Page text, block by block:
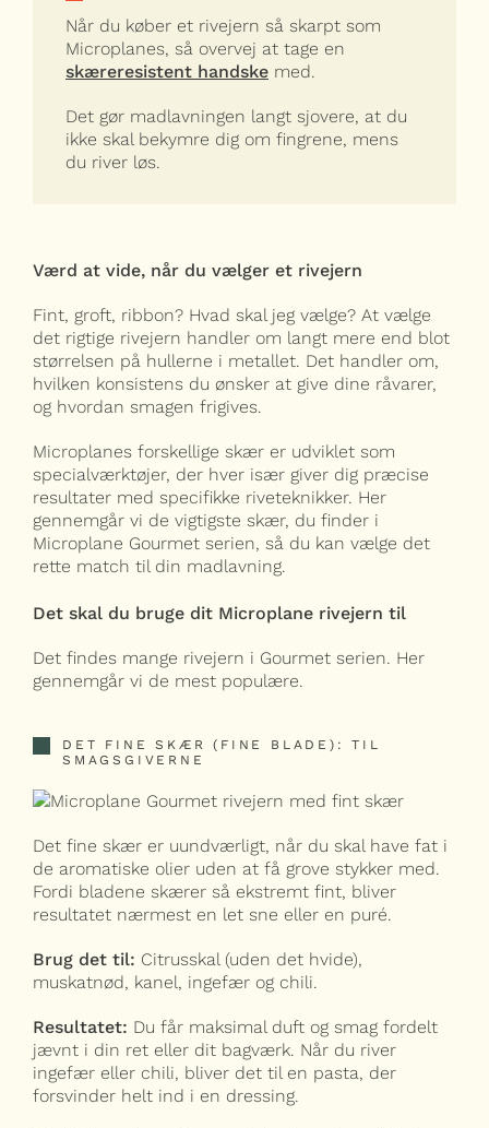
Når du køber et rivejern så skarpt som
Microplanes, så overvej at tage en
skæreresistent handske med.
Det gør madlavningen langt sjovere, at du
ikke skal bekymre dig om fingrene, mens
du river løs.
Værd at vide, når du vælger et rivejern
Fint, groft, ribbon? Hvad skal jeg vælge? At vælge
det rigtige rivejern handler om langt mere end blot
størrelsen på hullerne i metallet. Det handler om,
hvilken konsistens du ønsker at give dine råvarer,
og hvordan smagen frigives.
Microplanes forskellige skær er udviklet som
specialværktøjer, der hver især giver dig præcise
resultater med specifikke riveteknikker. Her
gennemgår vi de vigtigste skær, du finder i
Microplane Gourmet serien, så du kan vælge det
rette match til din madlavning.
Det skal du bruge dit Microplane rivejern til
Det findes mange rivejern i Gourmet serien. Her
gennemgår vi de mest populære.
DET FINE SKÆR (FINE BLADE): TIL
SMAGSGIVERNE
Det fine skær er uundværligt, når du skal have fat i
de aromatiske olier uden at få grove stykker med.
Fordi bladene skærer så ekstremt fint, bliver
resultatet nærmest en let sne eller en puré.
Brug det til: Citrusskal (uden det hvide),
muskatnød, kanel, ingefær og chili.
Resultatet: Du får maksimal duft og smag fordelt
jævnt i din ret eller dit bagværk. Når du river
ingefær eller chili, bliver det til en pasta, der
forsvinder helt ind i en dressing.